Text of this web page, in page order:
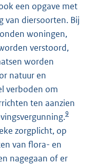
een opgave met
van diersoorten. Bij
woningen,
verstoord,
worden
natuur en
verboden om
ten aanzien
9
zorgplicht, op
van flora- en
nagegaan of er